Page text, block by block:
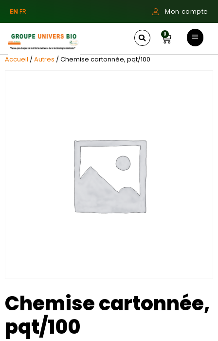
ENFR Mon compte
0
Accueil /Autres / Chemise cartonnée, pqt/100
Chemise cartonnée,
pqt/100